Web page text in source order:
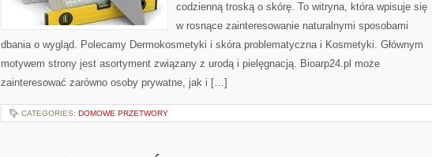
codzienną troską o skórę. To witryna, która wpisuje się
w rosnące zainteresowanie naturalnymi sposobami
dbania o wygląd. Polecamy Dermokosmetyki i skóra problematyczna i Kosmetyki. Głównym
motywem strony jest asortyment związany z urodą i pielęgnacją. Bioarp24.pl może
zainteresować zarówno osoby prywatne, jak i […]
CATEGORIES: DOMOWE PRZETWORY